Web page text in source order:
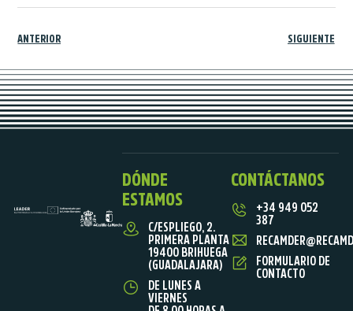
ANTERIOR SIGUIENTE
DÓNDE
ESTAMOS
C/ESPLIEGO, 2.
PRIMERA PLANTA
19400 BRIHUEGA
(GUADALAJARA)
DE LUNES A
VIERNES
CONTÁCTANOS
+34 949 052
387
FORMULARIO DE
CONTACTO